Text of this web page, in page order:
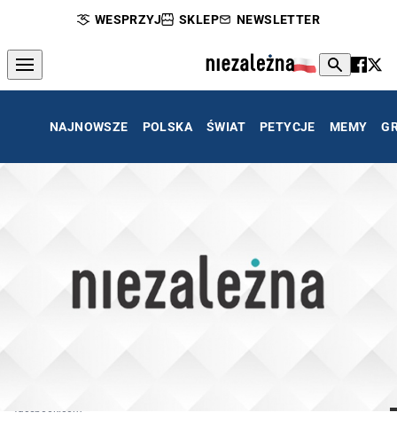
WESPRZYJ SKLEP NEWSLETTER
NAJNOWSZE POLSKA ŚWIAT PETYCJE MEMY